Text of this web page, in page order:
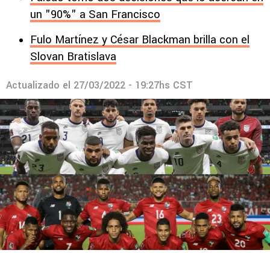
un "90%" a San Francisco
Fulo Martínez y César Blackman brilla con el
Slovan Bratislava
Actualizado el 27/03/2022 - 19:27hs CST